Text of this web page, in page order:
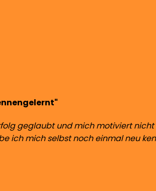
geglaubt und mich motiviert
ich mich selbst noch einmal neu